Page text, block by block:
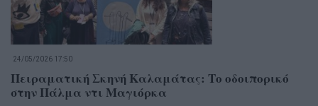
24/05/2026 17:50
Πειραματική Σκηνή Καλαμάτας: Το οδοιπορικό
στην Πάλμα ντι Μαγιόρκα